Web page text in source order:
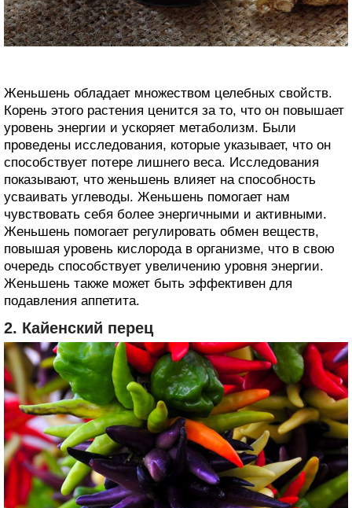
Женьшень обладает множеством целебных свойств.
Корень этого растения ценится за то, что он повышает
уровень энергии и ускоряет метаболизм. Были
проведены исследования, которые указывает, что он
способствует потере лишнего веса. Исследования
показывают, что женьшень влияет на способность
усваивать углеводы. Женьшень помогает нам
чувствовать себя более энергичными и активными.
Женьшень помогает регулировать обмен веществ,
повышая уровень кислорода в организме, что в свою
очередь способствует увеличению уровня энергии.
Женьшень также может быть эффективен для
подавления аппетита.
2. Кайенский перец